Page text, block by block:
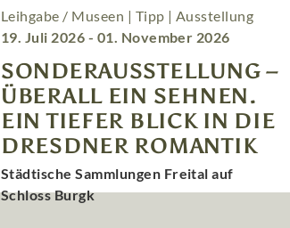
Leihgabe / Museen | Tipp | Ausstellung
19. Juli 2026 - 01. November 2026
SONDERAUSSTELLUNG –
ÜBERALL EIN SEHNEN.
EIN TIEFER BLICK IN DIE
DRESDNER ROMANTIK
Städtische Sammlungen Freital auf
Schloss Burgk